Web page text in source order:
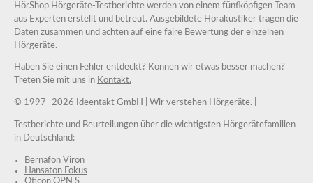
HörShop Hörgeräte-Testberichte werden von einem fünfköpfigen Team
aus Experten erstellt und betreut. Ausgebildete Hörakustiker tragen die
Daten zusammen und achten auf eine faire Bewertung der einzelnen
Hörgeräte.
Haben Sie einen Fehler entdeckt? Können wir etwas besser machen?
Treten Sie mit uns in Kontakt.
© 1997- 2026 Ideentakt GmbH | Wir verstehen Hörgeräte. |
Testberichte und Beurteilungen über die wichtigsten Hörgerätefamilien
in Deutschland:
Bernafon Viron
Hansaton Fokus